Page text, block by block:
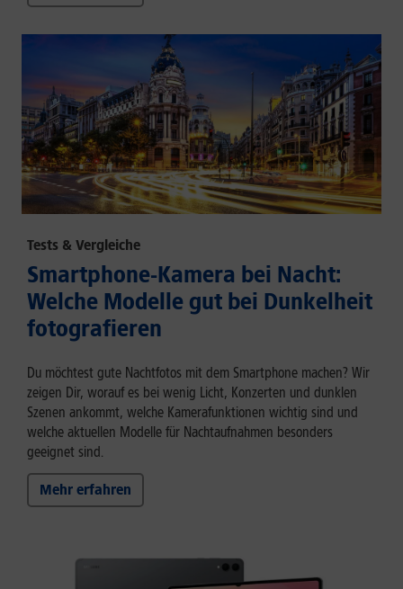
Tests & Vergleiche
Smartphone-Kamera bei Nacht:
Welche Modelle gut bei Dunkelheit
fotografieren
Du möchtest gute Nachtfotos mit dem Smartphone machen? Wir
zeigen Dir, worauf es bei wenig Licht, Konzerten und dunklen
Szenen ankommt, welche Kamerafunktionen wichtig sind und
welche aktuellen Modelle für Nachtaufnahmen besonders
geeignet sind.
Mehr erfahren